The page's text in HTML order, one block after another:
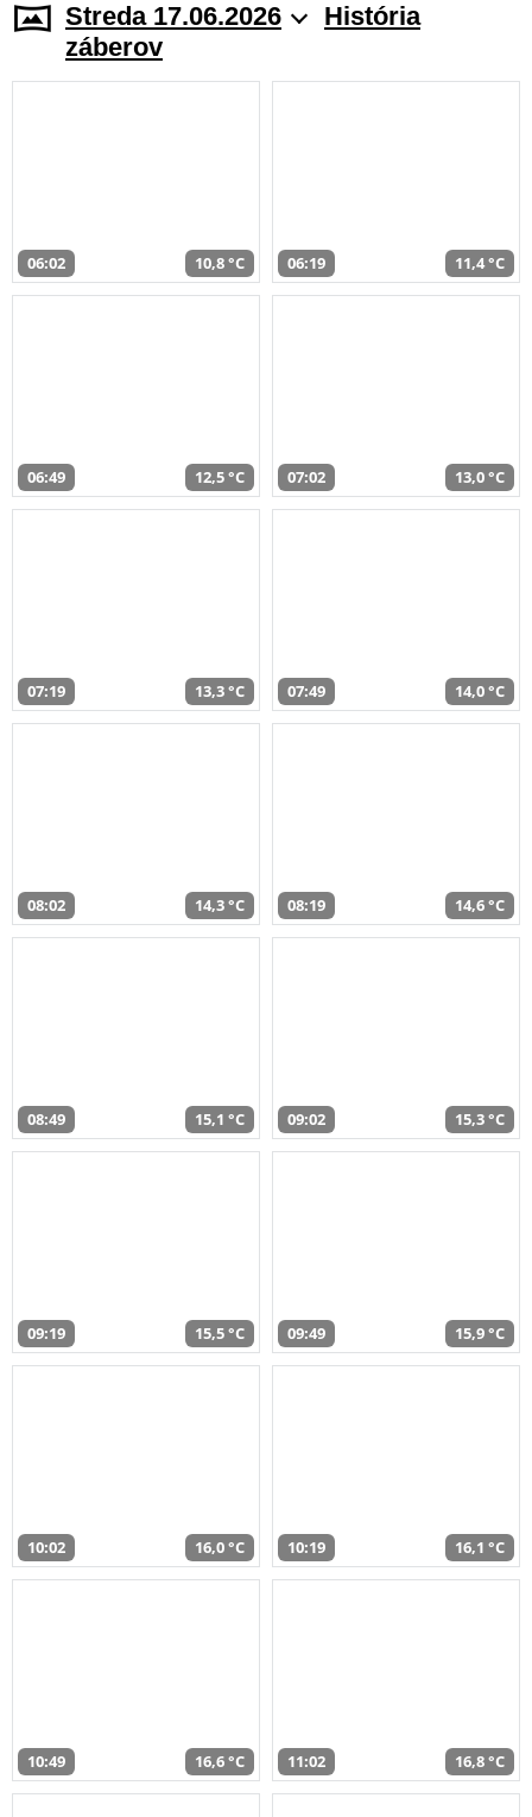
Streda 17.06.2026
História
záberov
06:02 10,8 °C 06:19 11,4 °C
06:49 12,5 °C 07:02 13,0 °C
07:19 13,3 °C 07:49 14,0 °C
08:02 14,3 °C 08:19 14,6 °C
08:49 15,1 °C 09:02 15,3 °C
09:19 15,5 °C 09:49 15,9 °C
10:02 16,0 °C 10:19 16,1 °C
10:49 16,6 °C 11:02 16,8 °C